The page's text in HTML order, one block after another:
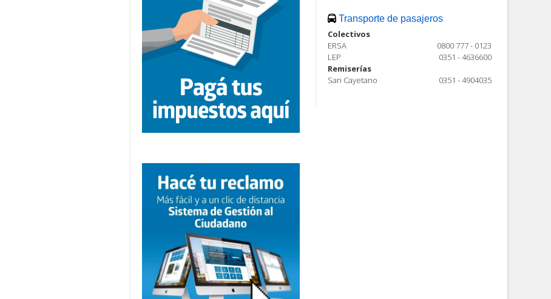
Transporte de pasajeros
Colectivos
ERSA
0800 777 - 0123
LEP
0351 - 4636600
Remiserías
San Cayetano
0351 - 4904035